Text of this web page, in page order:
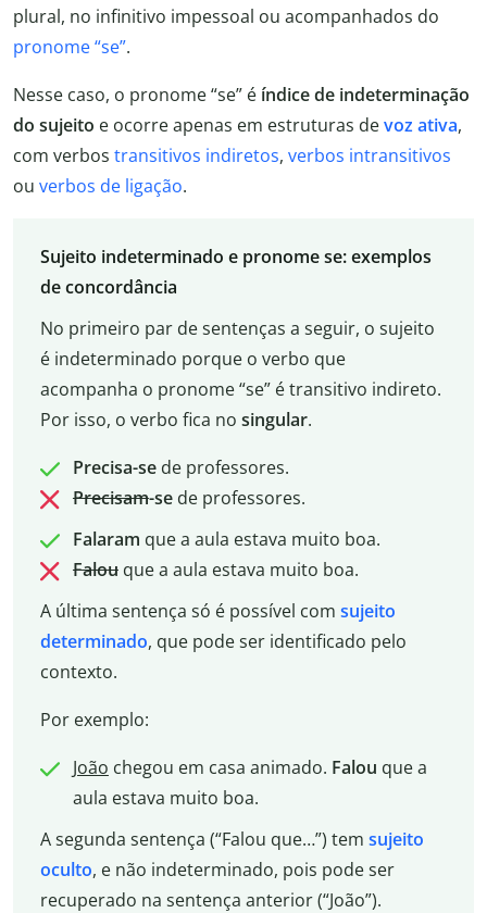
plural, no infinitivo impessoal ou acompanhados do
pronome “se”.
Nesse caso, o pronome “se” é índice de indeterminação
do sujeito e ocorre apenas em estruturas devoz ativa,
com verbos transitivos indiretos, verbos intransitivos
ou verbos de ligação.
Sujeito indeterminado e pronome se: exemplos
de concordância
No primeiro par de sentenças a seguir, o sujeito
é indeterminado porque o verbo que
acompanha o pronome “se” é transitivo indireto.
Por isso, o verbo fica no singular.
Precisa-sede professores.
Precisam-se de professores.
Falaram que a aula estava muito boa.
Falouque a aula estava muito boa.
A última sentença só é possível com sujeito
determinado, que pode ser identificado pelo
contexto.
Por exemplo:
João chegou em casa animado. Falou que a
aula estava muito boa.
A segunda sentença (“Falou que…”) tem sujeito
oculto, e não indeterminado, pois pode ser
recuperado na sentença anterior (“João”).